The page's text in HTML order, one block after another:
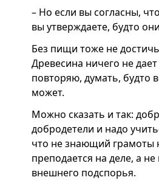
– Но если вы согласны,
вы утверждаете, будто
Без пищи тоже не
Древесина ничего не
повторяю, думать, будто
может.
Можно сказать и так:
добродетели и надо
что не знающий грамоты
преподается на деле, а
внешнего подспорья.